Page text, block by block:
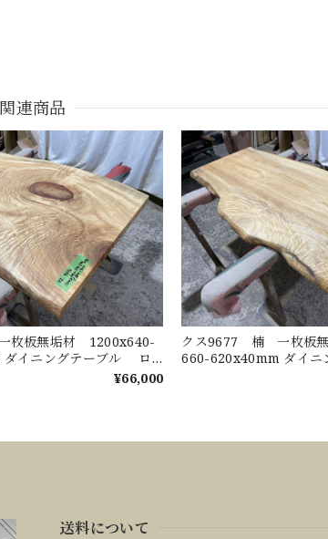
関連商品
枚板無垢材 1200x640-
イニングテーブル ロ
ンターテーブル 天板 樟
¥66,000
クス9677 楠 一枚板
660-620x40mm ダイ
ーテーブル センタ
送料について